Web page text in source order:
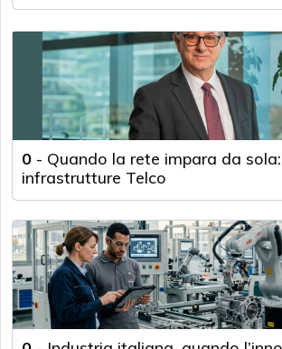
0 - Quando la rete impara da
infrastrutture Telco